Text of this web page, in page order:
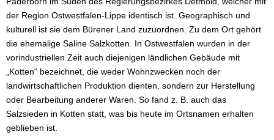
der Region Ostwestfalen-Lippe identisch ist. Geographisch und
kulturell ist sie dem Bürener Land zuzuordnen. Zu dem Ort gehört
die ehemalige Saline Salzkotten. In Ostwestfalen wurden in der
vorindustriellen Zeit auch diejenigen ländlichen Gebäude mit
„Kotten“ bezeichnet, die weder Wohnzwecken noch der
landwirtschaftlichen Produktion dienten, sondern zur Herstellung
oder Bearbeitung anderer Waren. So fand z. B. auch das
Salzsieden in Kotten statt, was bis heute im Ortsnamen erhalten
geblieben ist.